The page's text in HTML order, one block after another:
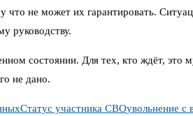
не может их гарантировать.
руководству.
состоянии. Для тех, кто ждёт, это
не дано.
Статус участника СВОувольнение с